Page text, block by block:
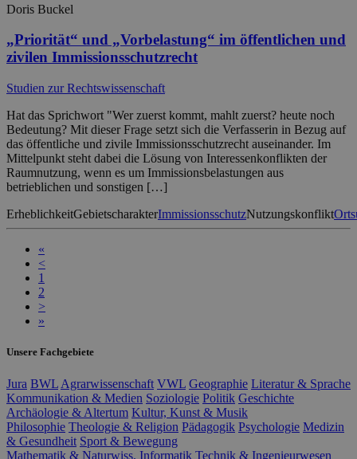
Doris Buckel
„Priorität“ und „Vorbelastung“ im öffentlichen und
zivilen Immissionsschutzrecht
Studien zur Rechtswissenschaft
Hat das Sprichwort "Wer zuerst kommt, mahlt zuerst? heute noch
Bedeutung? Mit dieser Frage setzt sich die Verfasserin in Bezug auf
das öffentliche und zivile Immissionsschutzrecht auseinander. Im
Mittelpunkt steht dabei die Lösung von Interessenkonflikten der
Raumnutzung, wenn es um Immissionsbelastungen aus
betrieblichen und sonstigen […]
ErheblichkeitGebietscharakterImmissionsschutzNutzungskonflikt
«
<
1
2
>
»
Unsere Fachgebiete
Jura BWL Agrarwissenschaft VWL Geographie Literatur & Sprache
Kommunikation & Medien Soziologie Politik Geschichte
Archäologie & Altertum Kultur, Kunst & Musik
Philosophie Theologie & Religion Pädagogik Psychologie Medizin
& Gesundheit Sport & Bewegung
Mathematik & Naturwiss. Informatik Technik & Ingenieurwesen